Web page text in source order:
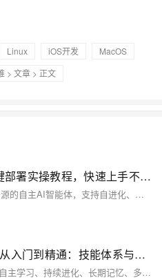
Linux iOS开发
MacOS
> 文章 > 正文
超详细！Hermes Agent一键部署实操教程，快速上手不踩坑
Hermes Agent是Nous Research开源的自主AI智能体，支持自进化、持久记忆与多平台接入。阿里云提供轻量服务器、计算巢、无影云电脑三大一键部署方案，最快两步完成，新手30分钟即可上手实操！
阿里云部署 Hermes Agent 从入门到精通：技能体系与模型配置实战指南
在AI智能体快速普及的今天，能够自主学习、持续进化、长期记忆、多端运行的Agent框架，正在成为新一代效率工具的核心。Hermes Agent凭借自进化能力、全平台支持、轻量化架构与极高的活跃度，成为2026年最值得学习的AI Agent框架。其最新版本带来了全平台出击的能力，正式支持微信、iMessage、安卓Termux环境，同时大幅优化稳定性、速度与生态兼容性。无论是本地运行、云端部署、多平台接入，还是从同类框架平滑迁移，Hermes Agent都提供了完整方案。